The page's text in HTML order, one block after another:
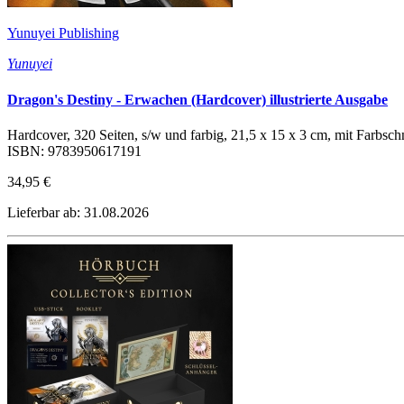
Yunuyei Publishing
Yunuyei
Dragon's Destiny - Erwachen (Hardcover) illustrierte Ausgabe
Hardcover, 320 Seiten, s/w und farbig, 21,5 x 15 x 3 cm, mit
ISBN: 9783950617191
34,95 €
Lieferbar ab: 31.08.2026